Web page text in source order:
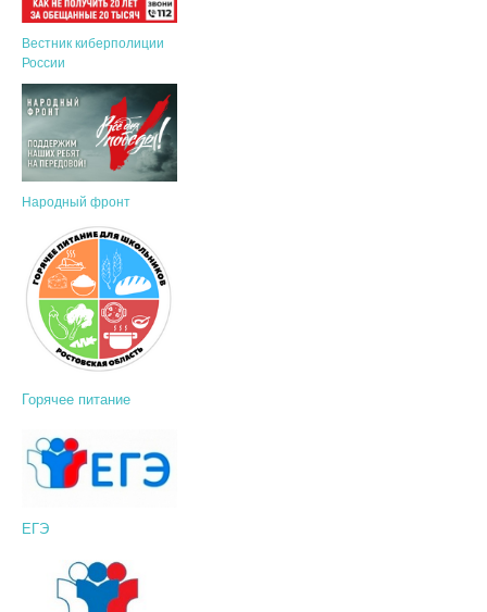
Вестник киберполиции
России
Народный фронт
Горячее питание
ЕГЭ